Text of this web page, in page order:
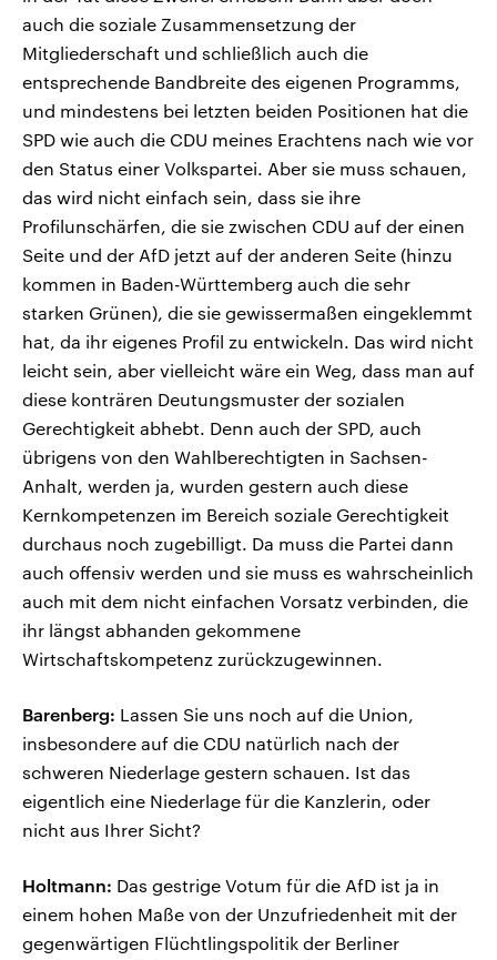
auch die soziale Zusammensetzung der
Mitgliederschaft und schließlich auch die
entsprechende Bandbreite des eigenen Programms,
und mindestens bei letzten beiden Positionen hat die
SPD wie auch die CDU meines Erachtens nach wie vor
den Status einer Volkspartei. Aber sie muss schauen,
das wird nicht einfach sein, dass sie ihre
Profilunschärfen, die sie zwischen CDU auf der einen
Seite und der AfD jetzt auf der anderen Seite (hinzu
kommen in Baden-Württemberg auch die sehr
starken Grünen), die sie gewissermaßen eingeklemmt
hat, da ihr eigenes Profil zu entwickeln. Das wird nicht
leicht sein, aber vielleicht wäre ein Weg, dass man auf
diese konträren Deutungsmuster der sozialen
Gerechtigkeit abhebt. Denn auch der SPD, auch
übrigens von den Wahlberechtigten in Sachsen-
Anhalt, werden ja, wurden gestern auch diese
Kernkompetenzen im Bereich soziale Gerechtigkeit
durchaus noch zugebilligt. Da muss die Partei dann
auch offensiv werden und sie muss es wahrscheinlich
auch mit dem nicht einfachen Vorsatz verbinden, die
ihr längst abhanden gekommene
Wirtschaftskompetenz zurückzugewinnen.
Barenberg: Lassen Sie uns noch auf die Union,
insbesondere auf die CDU natürlich nach der
schweren Niederlage gestern schauen. Ist das
eigentlich eine Niederlage für die Kanzlerin, oder
nicht aus Ihrer Sicht?
Holtmann: Das gestrige Votum für die AfD ist ja in
einem hohen Maße von der Unzufriedenheit mit der
gegenwärtigen Flüchtlingspolitik der Berliner